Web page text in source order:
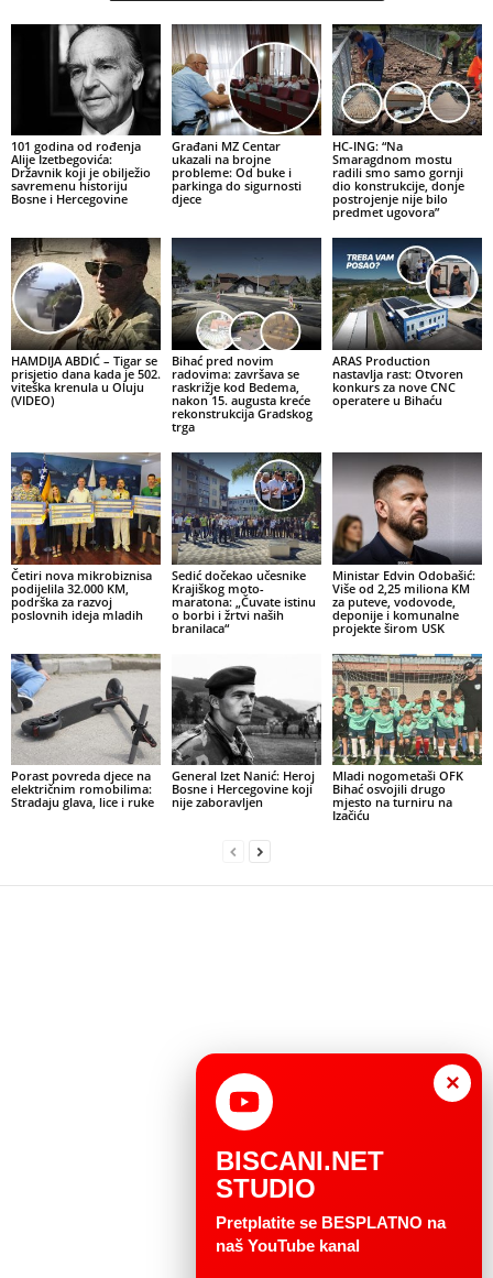
101 godina od rođenja
Alije Izetbegovića:
Državnik koji je obilježio
savremenu historiju
Bosne i Hercegovine
Građani MZ Centar
ukazali na brojne
probleme: Od buke i
parkinga do sigurnosti
djece
HC-ING: “Na
Smaragdnom mostu
radili smo samo gornji
dio konstrukcije, donje
postrojenje nije bilo
predmet ugovora”
HAMDIJA ABDIĆ – Tigar se
prisjetio dana kada je 502.
viteška krenula u Oluju
(VIDEO)
Bihać pred novim
radovima: završava se
raskrižje kod Bedema,
nakon 15. augusta kreće
rekonstrukcija Gradskog
trga
ARAS Production
nastavlja rast: Otvoren
konkurs za nove CNC
operatere u Bihaću
Četiri nova mikrobiznisa
podijelila 32.000 KM,
podrška za razvoj
poslovnih ideja mladih
Sedić dočekao učesnike
Krajiškog moto-
maratona: „Čuvate istinu
o borbi i žrtvi naših
branilaca“
Ministar Edvin Odobašić:
Više od 2,25 miliona KM
za puteve, vodovode,
deponije i komunalne
projekte širom USK
Porast povreda djece na
električnim romobilima:
Stradaju glava, lice i ruke
General Izet Nanić: Heroj
Bosne i Hercegovine koji
nije zaboravljen
Mladi nogometaši OFK
Bihać osvojili drugo
mjesto na turniru na
Izačiću
×
BISCANI.NET
STUDIO
Pretplatite se BESPLATNO na
naš YouTube kanal